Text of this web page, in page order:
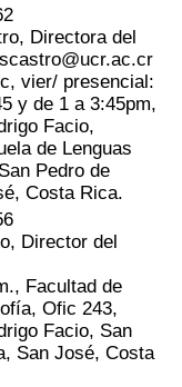
Directora del
vier/ presencial:
y de 1 a 3:45pm,
Facio,
de Lenguas
Pedro de
Costa Rica.
Director del
Facultad de
Ofic 243,
Facio, San
San José, Costa